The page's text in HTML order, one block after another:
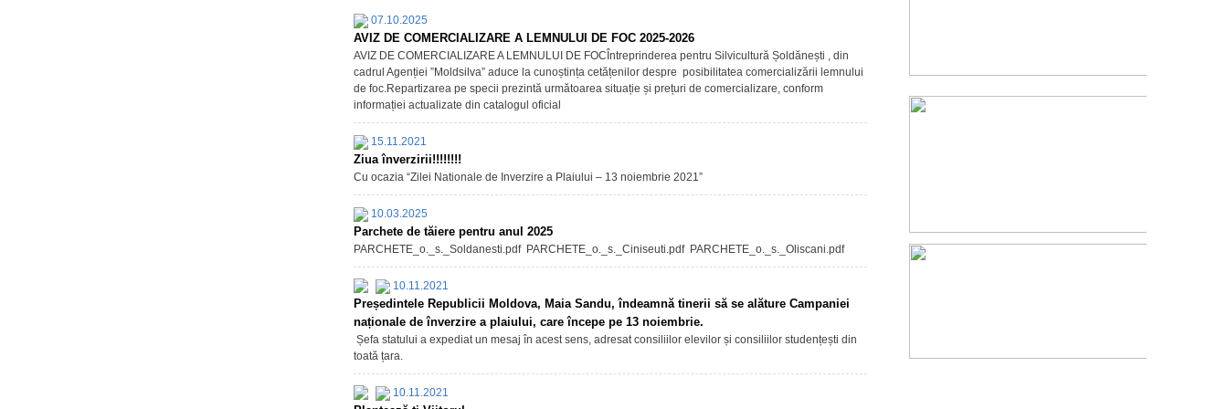
07.10.2025
AVIZ DE COMERCIALIZARE A LEMNULUI DE FOC 2025-2026
AVIZ DE COMERCIALIZARE A LEMNULUI DE FOCÎntreprinderea pentru Silvicultură Șoldănești , din
cadrul Agenției ”Moldsilva” aduce la cunoștința cetățenilor despre posibilitatea comercializării lemnului
de foc.Repartizarea pe specii prezintă următoarea situație și prețuri de comercializare, conform
informației actualizate din catalogul oficial
15.11.2021
Ziua înverzirii!!!!!!!!
Cu ocazia “Zilei Nationale de Inverzire a Plaiului – 13 noiembrie 2021”
10.03.2025
Parchete de tăiere pentru anul 2025
PARCHETE_o._s._Soldanesti.pdf PARCHETE_o._s._Ciniseuti.pdf PARCHETE_o._s._Oliscani.pdf
10.11.2021
Președintele Republicii Moldova, Maia Sandu, îndeamnă tinerii să se alăture Campaniei
naționale de înverzire a plaiului, care începe pe 13 noiembrie.
Șefa statului a expediat un mesaj în acest sens, adresat consiliilor elevilor și consiliilor studențești din
toată țara.
10.11.2021